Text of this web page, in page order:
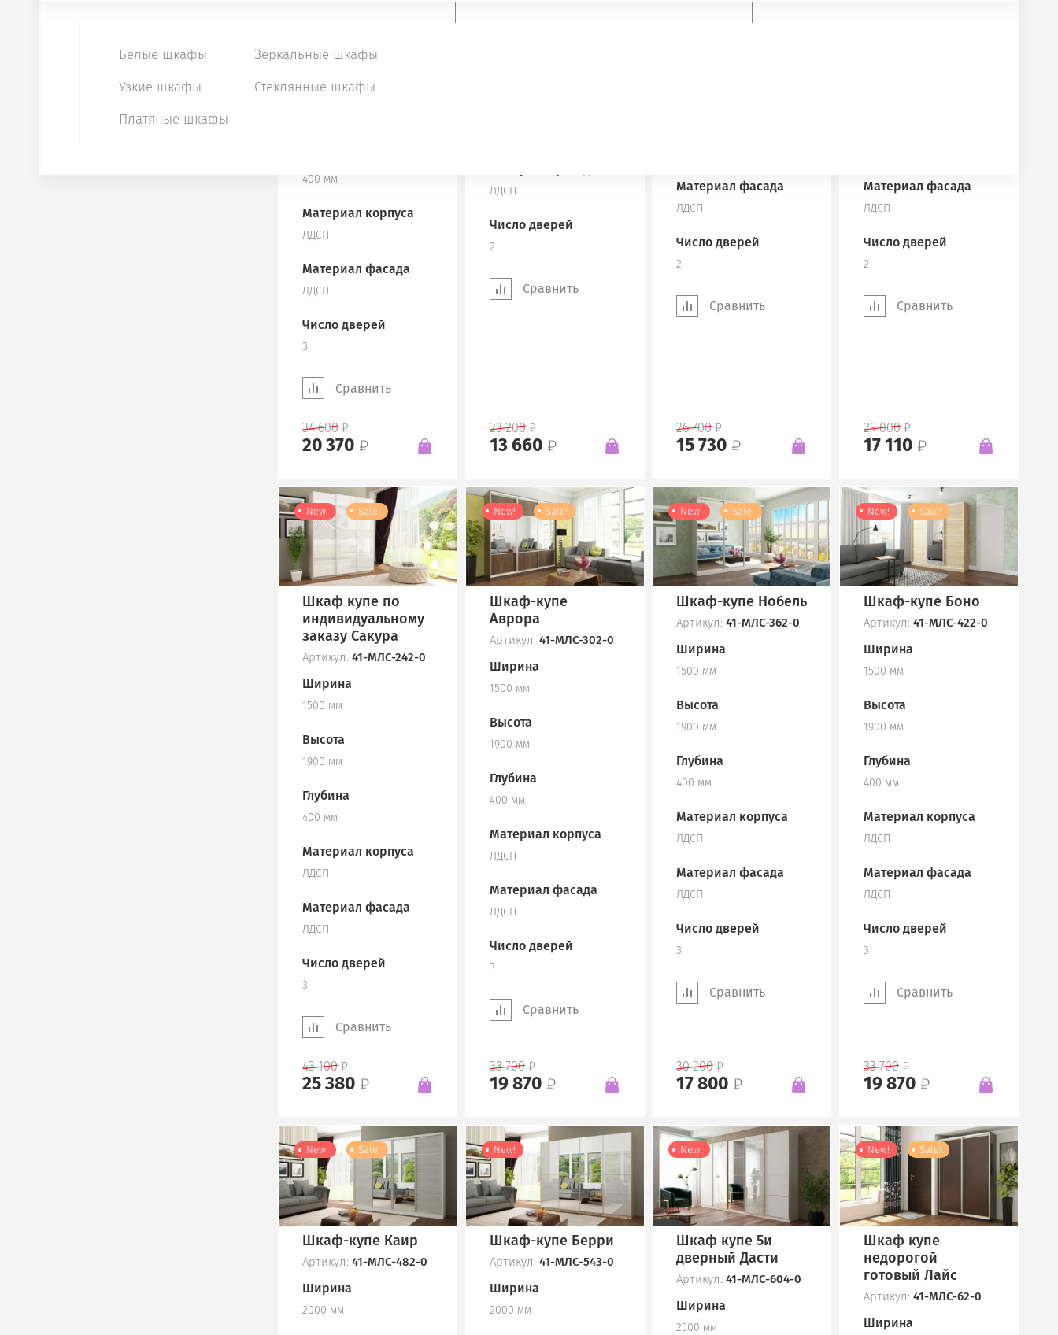
Белые шкафы
Зеркальные шкафы
Узкие шкафы
Стеклянные шкафы
Платяные шкафы
400 мм
Материал корпуса
ЛДСП
Материал фасада
ЛДСП
Число дверей
3
Сравнить
34 600
20 370
ЛДСП
Число дверей
2
Сравнить
23 200
13 660
Материал фасада
ЛДСП
Число дверей
2
Сравнить
26 700
15 730
Материал фасада
ЛДСП
Число дверей
2
Сравнить
29 000
17 110
New! Sale!
Шкаф купе по
индивидуальному
заказу Сакура
Артикул: 41-МЛС-242-0
Ширина
1500 мм
Высота
1900 мм
Глубина
400 мм
Материал корпуса
ЛДСП
Материал фасада
ЛДСП
Число дверей
3
Сравнить
43 100
25 380
New! Sale!
Шкаф-купе
Аврора
Артикул: 41-МЛС-302-0
Ширина
1500 мм
Высота
1900 мм
Глубина
400 мм
Материал корпуса
ЛДСП
Материал фасада
ЛДСП
Число дверей
3
Сравнить
33 700
19 870
New! Sale!
Шкаф-купе Нобель
Артикул: 41-МЛС-362-0
Ширина
1500 мм
Высота
1900 мм
Глубина
400 мм
Материал корпуса
ЛДСП
Материал фасада
ЛДСП
Число дверей
3
Сравнить
30 200
17 800
New! Sale!
Шкаф-купе Боно
Артикул: 41-МЛС-422-0
Ширина
1500 мм
Высота
1900 мм
Глубина
400 мм
Материал корпуса
ЛДСП
Материал фасада
ЛДСП
Число дверей
3
Сравнить
33 700
19 870
New! Sale!
Шкаф-купе Каир
Артикул: 41-МЛС-482-0
Ширина
2000 мм
New!
Шкаф-купе Берри
Артикул: 41-МЛС-543-0
Ширина
2000 мм
New!
Шкаф купе 5и
дверный Дасти
Артикул: 41-МЛС-604-0
Ширина
2500 мм
New! Sale!
Шкаф купе
недорогой
готовый Лайс
Артикул: 41-МЛС-62-0
Ширина